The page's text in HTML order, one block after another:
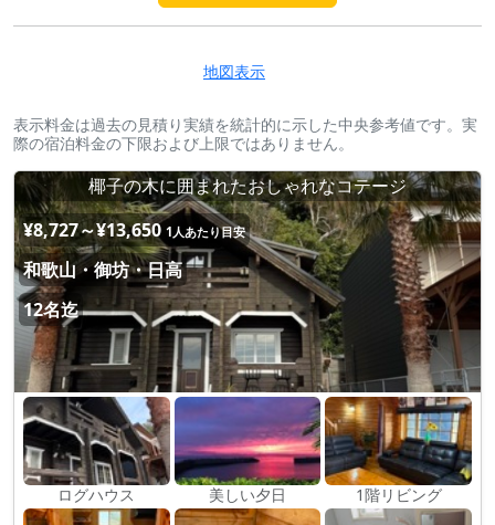
地図表示
表示料金は過去の見積り実績を統計的に示した中央参考値です。実
際の宿泊料金の下限および上限ではありません。
椰子の木に囲まれたおしゃれなコテージ
¥8,727～¥13,650 1人あたり目安
和歌山・御坊・日高
12名迄
ログハウス 美しい夕日 1階リビング